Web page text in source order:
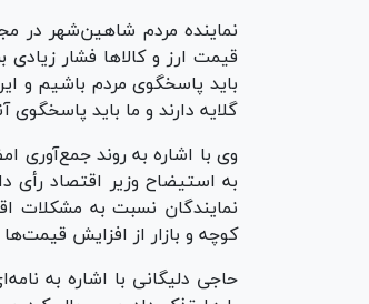
نماینده مردم شاهین‌شهر در
قیمت ارز و کالا‌ها فشار زیادی
باید پاسخگوی مردم باشیم و
گلایه دارند و ما باید پاسخگوی
نمایندگان نسبت به مشکلات
کوچه و بازار از افزایش